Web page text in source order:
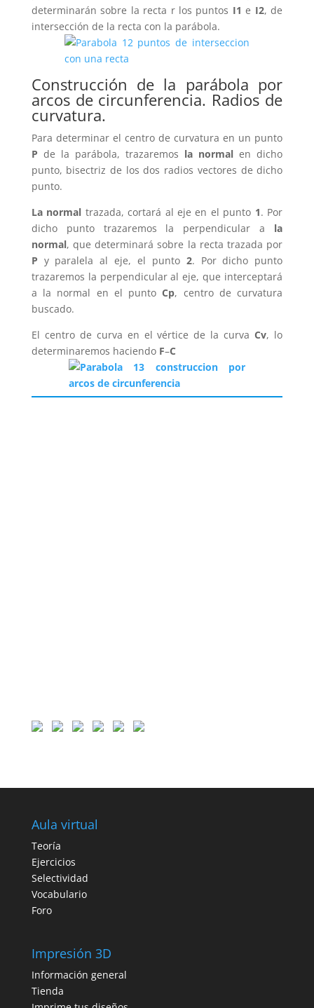
determinarán sobre la recta r los puntos I1 e I2, de
intersección de la recta con la parábola.
Construcción de la parábola por
arcos de circunferencia. Radios de
curvatura.
Para determinar el centro de curvatura en un punto
P de la parábola, trazaremos la normal en dicho
punto, bisectriz de los dos radios vectores de dicho
punto.
La normal trazada, cortará al eje en el punto 1. Por
dicho punto trazaremos la perpendicular a la
normal, que determinará sobre la recta trazada por
P y paralela al eje, el punto 2. Por dicho punto
trazaremos la perpendicular al eje, que interceptará
a la normal en el puntoCp, centro de curvatura
buscado.
El centro de curva en el vértice de la curvaCv, lo
determinaremos haciendo F–C
Aula virtual
Teoría
Ejercicios
Selectividad
Vocabulario
Foro
Impresión 3D
Información general
Tienda